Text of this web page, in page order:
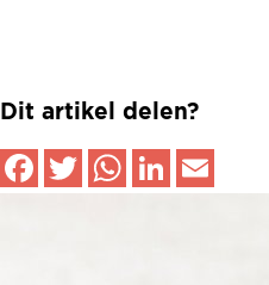
Dit artikel delen?